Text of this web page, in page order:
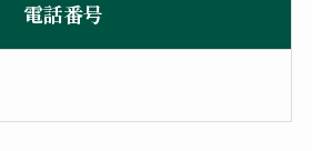
電話番号